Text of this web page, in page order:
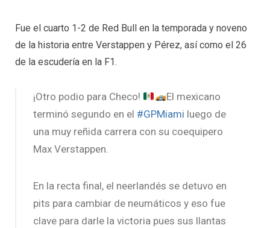
Fue el cuarto 1-2 de Red Bull en la temporada y noveno
de la historia entre Verstappen y Pérez, así como el 26
de la escudería en la F1.
¡Otro podio para Checo!
El mexicano
terminó segundo en el #GPMiami luego de
una muy reñida carrera con su coequipero
Max Verstappen.
En la recta final, el neerlandés se detuvo en
pits para cambiar de neumáticos y eso fue
clave para darle la victoria pues sus llantas